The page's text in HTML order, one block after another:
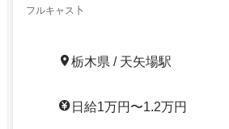
フルキャス卜
栃木県 / 天矢場駅
日給1万円〜1.2万円